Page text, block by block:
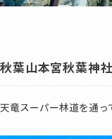
秋葉山本宮秋葉神
天竜スーパー林道を通っ